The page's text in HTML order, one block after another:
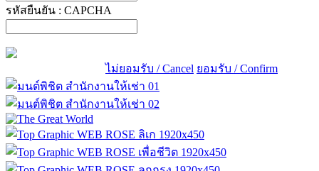
รหัสยืนยัน : CAPCHA
ไม่ยอมรับ / Cancel ยอมรับ / Confirm